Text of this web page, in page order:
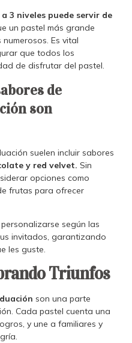
3 niveles puede servir de
un pastel más grande
Es vital
que todos los
de disfrutar del pastel.
de
son
suelen incluir sabores
y red velvet. Sin
opciones como
frutas para ofrecer
según las
invitados, garantizando
les guste.
Triunfos
son una parte
Cada pastel cuenta una
y une a familiares y